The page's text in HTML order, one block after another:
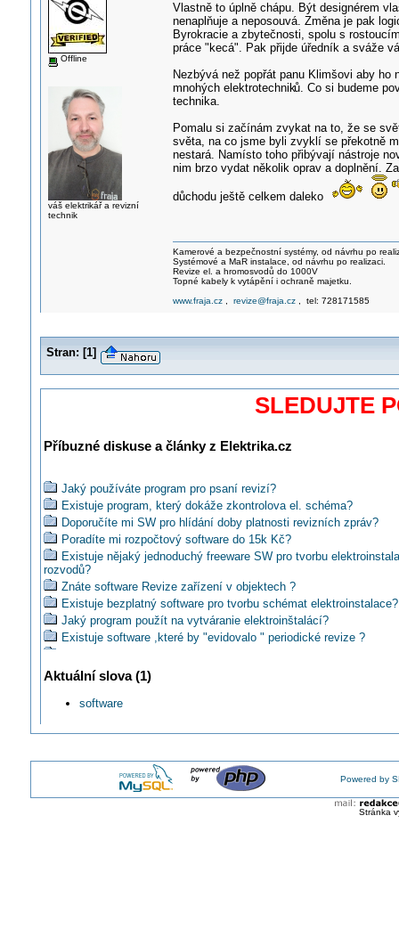
Offline
váš elektrikář a revizní
technik
Vlastně to úplně chápu. Být designérem
nenaplňuje a neposouvá. Změna je pak
Byrokracie a zbytečnosti, spolu s
práce "kecá". Pak přijde úředník a sváže
Nezbývá než popřát panu Klimšovi aby
mnohých elektrotechniků. Co si budeme
technika.
Pomalu si začínám zvykat na to, že se
světa, na co jsme byli zvyklí se překotně
nestará. Namísto toho přibývají nástroje
nim brzo vydat několik oprav a doplnění.
důchodu ještě celkem daleko
Kamerové a bezpečnostní systémy, od návrhu po
Systémové a MaR instalace, od návrhu po realizaci.
Revize el. a hromosvodů do 1000V
Topné kabely k vytápění i ochraně majetku.
www.fraja.cz, revize@fraja.cz, tel: 728171585
Stran: [1]
SLEDUJTE
Příbuzné diskuse a články z Elektrika.cz
Jaký používáte program pro psaní revizí?
Existuje program, který dokáže zkontrolova el. schéma?
Doporučíte mi SW pro hlídání doby platnosti revizních zpráv?
Poradíte mi rozpočtový software do 15k Kč?
Existuje nějaký jednoduchý freeware SW pro tvorbu
rozvodů?
Znáte software Revize zařízení v objektech ?
Existuje bezplatný software pro tvorbu schémat elektroinstalace?
Jaký program použít na vytváranie elektroinštalácí?
Existuje software ,které by "evidovalo " periodické revize ?
Jaký používáte program k návrhu rozvoden vn?
Aký softvér používate na vypracovanie cenovej ponuky?
Co říkáte na mobilní vychytávku Elektrobasic v mobilních
Aktuální slova (1)
software
Powered by
Stránka